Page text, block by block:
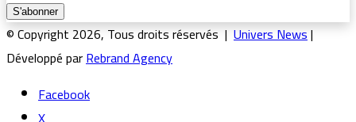
© Copyright 2026, Tous droits réservés |Univers News|
Développé parRebrand Agency
Facebook